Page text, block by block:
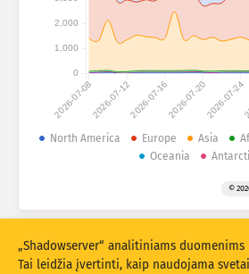
Grupuokite pagal
Stacking
Automatiškai atnaujinti
Atnaujinti
Atsisiųsti kaip PNG
duomenys yra bendrai finansuojami iš ES
priemonės.
2026-07-082026-07-122026-07-162026-07-202026-07-24
0
1,000
2,000
North America Europe Asia
Oceania
©
„Shadowserver“ analitiniams
Tai leidžia įvertinti, kaip naudojama